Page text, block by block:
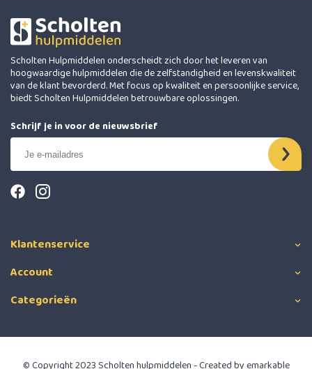
Scholten Hulpmiddelen onderscheidt zich door het leveren van
hoogwaardige hulpmiddelen die de zelfstandigheid en levenskwaliteit
van de klant bevorderd. Met focus op kwaliteit en persoonlijke service,
biedt Scholten Hulpmiddelen betrouwbare oplossingen.
Schrijf je in voor de nieuwsbrief
Klantenservice
Account
Categorieën
© Copyright 2023 Scholten hulpmiddelen - Created byemarkable